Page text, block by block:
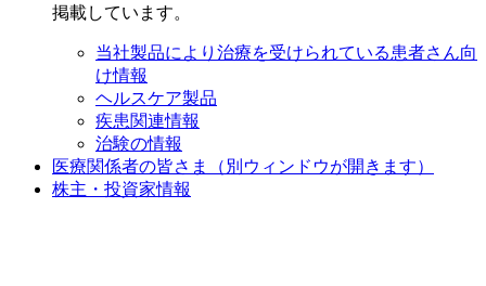
掲載しています。
当社製品により治療を受けられている患者さん向
け情報
ヘルスケア製品
疾患関連情報
治験の情報
医療関係者の皆さま
（別ウィンドウが開きます）
株主・投資家情報